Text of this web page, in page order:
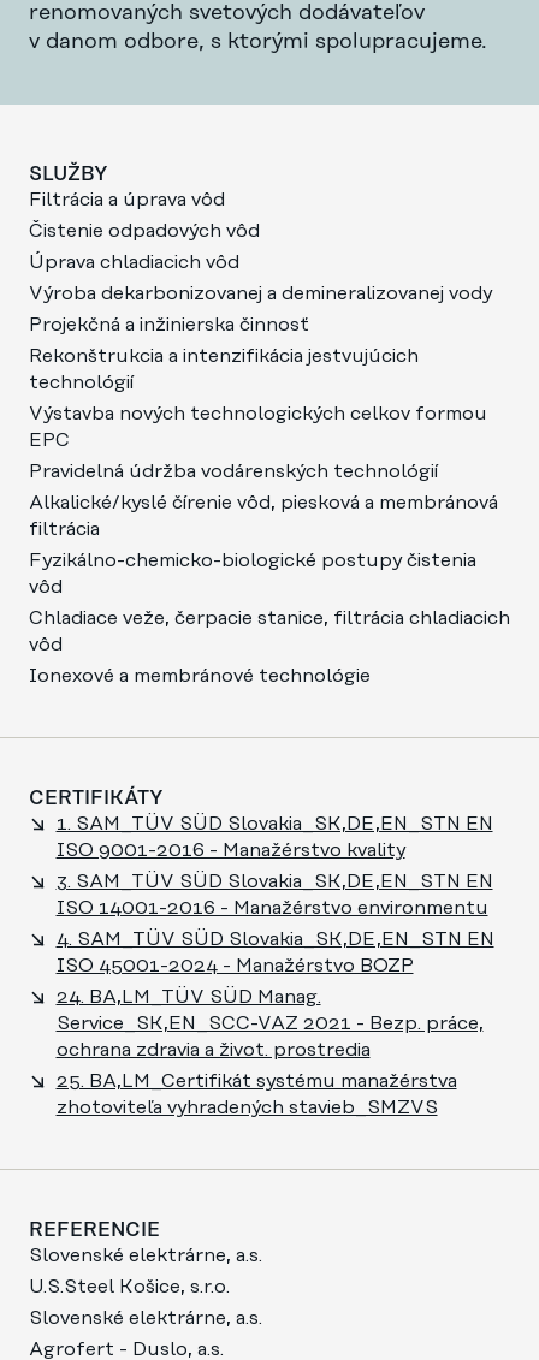
renomovaných svetových dodávateľov
v danom odbore, s ktorými spolupracujeme.
SLUŽBY
Filtrácia a úprava vôd
Čistenie odpadových vôd
Úprava chladiacich vôd
Výroba dekarbonizovanej a demineralizovanej vody
Projekčná a inžinierska činnosť
Rekonštrukcia a intenzifikácia jestvujúcich
technológií
Výstavba nových technologických celkov formou
EPC
Pravidelná údržba vodárenských technológií
Alkalické/kyslé čírenie vôd, piesková a membránová
filtrácia
Fyzikálno-chemicko-biologické postupy čistenia
vôd
Chladiace veže, čerpacie stanice, filtrácia chladiacich
vôd
Ionexové a membránové technológie
CERTIFIKÁTY
1. SAM_TÜV SÜD Slovakia_SK,DE,EN_STN EN
ISO 9001-2016 - Manažérstvo kvality
3. SAM_TÜV SÜD Slovakia_SK,DE,EN_STN EN
ISO 14001-2016 - Manažérstvo environmentu
4. SAM_TÜV SÜD Slovakia_SK,DE,EN_STN EN
ISO 45001-2024 - Manažérstvo BOZP
24. BA,LM_TÜV SÜD Manag.
Service_SK,EN_SCC-VAZ 2021 - Bezp. práce,
ochrana zdravia a život. prostredia
25. BA,LM_Certifikát systému manažérstva
zhotoviteľa vyhradených stavieb_SMZVS
REFERENCIE
Slovenské elektrárne, a.s.
U.S.Steel Košice, s.r.o.
Slovenské elektrárne, a.s.
Agrofert - Duslo, a.s.